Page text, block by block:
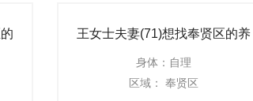
王女士夫妻(71)想找奉贤区的养
身体：自理
区域： 奉贤区